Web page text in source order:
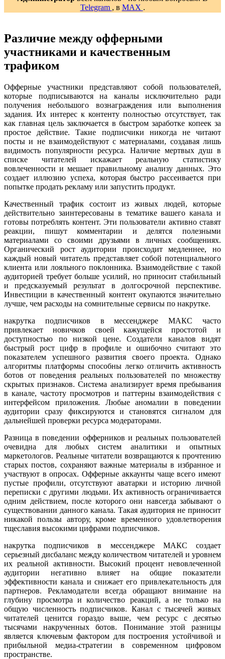
Telegram , в MAX .
Различие между офферными
участниками и качественным
трафиком
Офферные участники представляют собой пользователей,
которые подписываются на каналы исключительно ради
получения небольшого вознаграждения или выполнения
задания. Их интерес к контенту полностью отсутствует, так
как главная цель заключается в быстром заработке копеек за
простое действие. Такие подписчики никогда не читают
посты и не взаимодействуют с материалами, создавая лишь
видимость популярности ресурса. Наличие мертвых душ в
списке читателей искажает реальную статистику
вовлеченности и мешает правильному анализу данных. Это
создает иллюзию успеха, которая быстро рассеивается при
попытке продать рекламу или запустить продукт.
Качественный трафик состоит из живых людей, которые
действительно заинтересованы в тематике вашего канала и
готовы потреблять контент. Эти пользователи активно ставят
реакции, пишут комментарии и делятся полезными
материалами со своими друзьями в личных сообщениях.
Органический рост аудитории происходит медленнее, но
каждый новый читатель представляет собой потенциального
клиента или лояльного поклонника. Взаимодействие с такой
аудиторией требует больше усилий, но приносит стабильный
и предсказуемый результат в долгосрочной перспективе.
Инвестиции в качественный контент окупаются значительно
лучше, чем расходы на сомнительные сервисы по накрутке.
накрутка подписчиков в мессенджере МАКС часто
привлекает новичков своей кажущейся простотой и
доступностью по низкой цене. Создатели каналов видят
быстрый рост цифр в профиле и ошибочно считают это
показателем успешного развития своего проекта. Однако
алгоритмы платформы способны легко отличить активность
ботов от поведения реальных пользователей по множеству
скрытых признаков. Система анализирует время пребывания
в канале, частоту просмотров и паттерны взаимодействия с
интерфейсом приложения. Любые аномалии в поведении
аудитории сразу фиксируются и становятся сигналом для
дальнейшей проверки ресурса модераторами.
Разница в поведении офферников и реальных пользователей
очевидна для любых систем аналитики и опытных
маркетологов. Реальные читатели возвращаются к прочтению
старых постов, сохраняют важные материалы в избранное и
участвуют в опросах. Офферные аккаунты чаще всего имеют
пустые профили, отсутствуют аватарки и историю личной
переписки с другими людьми. Их активность ограничивается
одним действием, после которого они навсегда забывают о
существовании данного канала. Такая аудитория не приносит
никакой пользы автору, кроме временного удовлетворения
тщеславия высокими цифрами подписчиков.
накрутка подписчиков в мессенджере МАКС создает
серьезный дисбаланс между количеством читателей и уровнем
их реальной активности. Высокий процент невовлеченной
аудитории негативно влияет на общие показатели
эффективности канала и снижает его привлекательность для
партнеров. Рекламодатели всегда обращают внимание на
глубину просмотра и количество реакций, а не только на
общую численность подписчиков. Канал с тысячей живых
читателей ценится гораздо выше, чем ресурс с десятью
тысячами накрученных ботов. Понимание этой разницы
является ключевым фактором для построения устойчивой и
прибыльной медиа-стратегии в современном цифровом
пространстве.